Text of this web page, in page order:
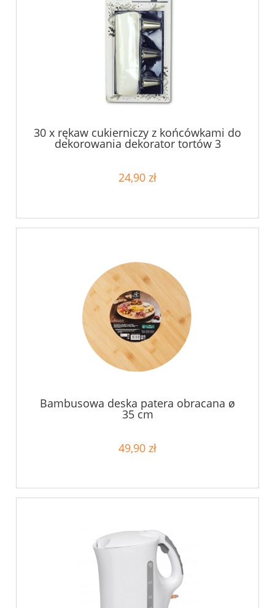
30 x rękaw cukierniczy z końcówkami do
dekorowania dekorator tortów 3
24,90 zł
Bambusowa deska patera obracana ø
35 cm
49,90 zł